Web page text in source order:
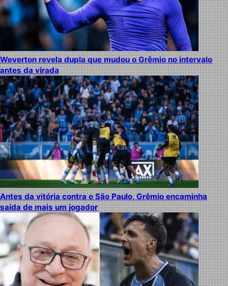
Weverton revela dupla que mudou o Grêmio no intervalo
antes da virada
Antes da vitória contra o São Paulo, Grêmio encaminha
saída de mais um jogador